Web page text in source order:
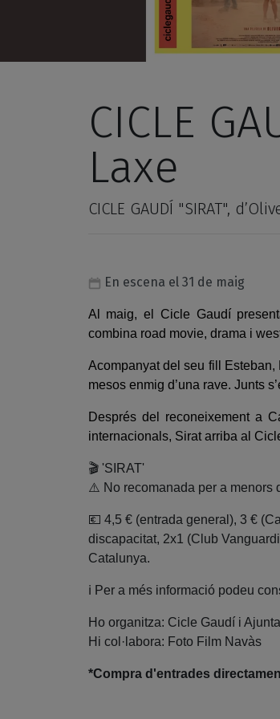
CICLE
Laxe
CICLE GAUDÍ "SIRAT",
En escena el 31 de maig
Al maig, el Cicle Gaudí
combina road movie, drama i
Acompanyat del seu fill
mesos enmig d’una rave. Junts
Després del reconeixement a
internacionals, Sirat arriba al
🎬 'SIRAT'
⚠️ No recomanada per a menors
💶 4,5 € (entrada general), 3 €
discapacitat, 2x1 (Club
Catalunya.
ℹ️ Per a més informació podeu
Ho organitza: Cicle Gaudí i
Hi col·labora: Foto Film Navàs
*Compra d'entrades